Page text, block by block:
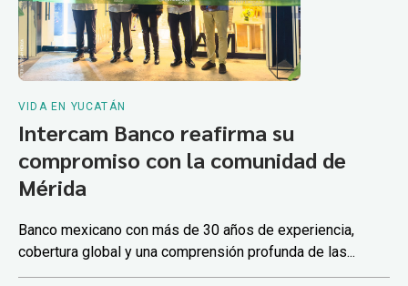
VIDA EN YUCATÁN
Intercam Banco reafirma su
compromiso con la comunidad de
Mérida
Banco mexicano con más de 30 años de experiencia,
cobertura global y una comprensión profunda de las...